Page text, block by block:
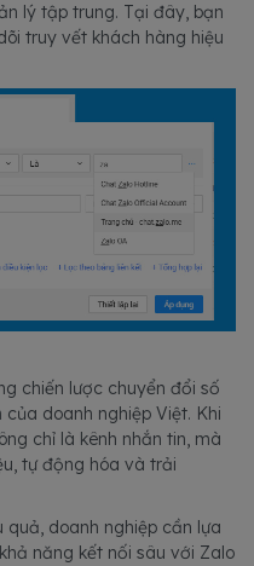
lý tập trung. Tại đây, bạn
truy vết khách hàng hiệu
chiến lược chuyển đổi số
doanh nghiệp Việt. Khi
chỉ là kênh nhắn tin, mà
tự động hóa và trải
quả, doanh nghiệp cần lựa
năng kết nối sâu với Zalo